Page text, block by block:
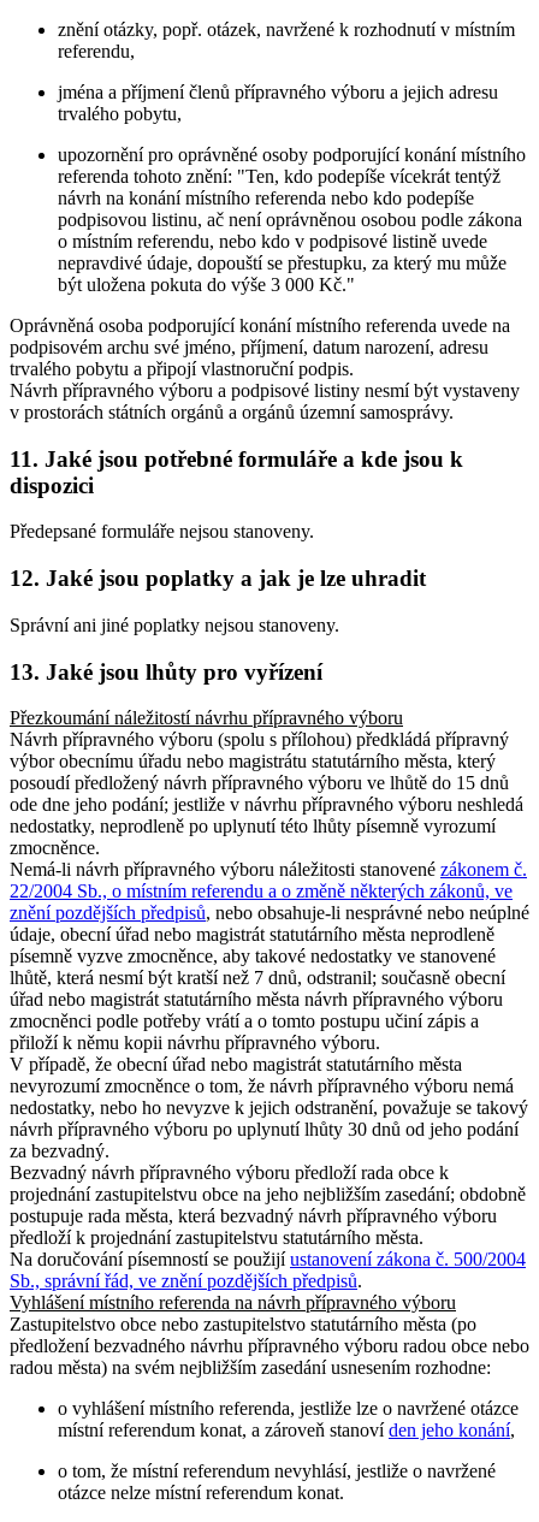
znění otázky, popř. otázek, navržené k rozhodnutí v místním
referendu,
jména a příjmení členů přípravného výboru a jejich adresu
trvalého pobytu,
upozornění pro oprávněné osoby podporující konání místního
referenda tohoto znění: "Ten, kdo podepíše vícekrát tentýž
návrh na konání místního referenda nebo kdo podepíše
podpisovou listinu, ač není oprávněnou osobou podle zákona
o místním referendu, nebo kdo v podpisové listině uvede
nepravdivé údaje, dopouští se přestupku, za který mu může
být uložena pokuta do výše 3 000 Kč."
Oprávněná osoba podporující konání místního referenda uvede na
podpisovém archu své jméno, příjmení, datum narození, adresu
trvalého pobytu a připojí vlastnoruční podpis.
Návrh přípravného výboru a podpisové listiny nesmí být vystaveny
v prostorách státních orgánů a orgánů územní samosprávy.
11. Jaké jsou potřebné formuláře a kde jsou k
dispozici
Předepsané formuláře nejsou stanoveny.
12. Jaké jsou poplatky a jak je lze uhradit
Správní ani jiné poplatky nejsou stanoveny.
13. Jaké jsou lhůty pro vyřízení
Přezkoumání náležitostí návrhu přípravného výboru
Návrh přípravného výboru (spolu s přílohou) předkládá přípravný
výbor obecnímu úřadu nebo magistrátu statutárního města, který
posoudí předložený návrh přípravného výboru ve lhůtě do 15 dnů
ode dne jeho podání; jestliže v návrhu přípravného výboru neshledá
nedostatky, neprodleně po uplynutí této lhůty písemně vyrozumí
zmocněnce.
Nemá-li návrh přípravného výboru náležitosti stanovené zákonem č.
22/2004 Sb., o místním referendu a o změně některých zákonů, ve
znění pozdějších předpisů, nebo obsahuje-li nesprávné nebo neúplné
údaje, obecní úřad nebo magistrát statutárního města neprodleně
písemně vyzve zmocněnce, aby takové nedostatky ve stanovené
lhůtě, která nesmí být kratší než 7 dnů, odstranil; současně obecní
úřad nebo magistrát statutárního města návrh přípravného výboru
zmocněnci podle potřeby vrátí a o tomto postupu učiní zápis a
přiloží k němu kopii návrhu přípravného výboru.
V případě, že obecní úřad nebo magistrát statutárního města
nevyrozumí zmocněnce o tom, že návrh přípravného výboru nemá
nedostatky, nebo ho nevyzve k jejich odstranění, považuje se takový
návrh přípravného výboru po uplynutí lhůty 30 dnů od jeho podání
za bezvadný.
Bezvadný návrh přípravného výboru předloží rada obce k
projednání zastupitelstvu obce na jeho nejbližším zasedání; obdobně
postupuje rada města, která bezvadný návrh přípravného výboru
předloží k projednání zastupitelstvu statutárního města.
Na doručování písemností se použijíustanovení zákona č. 500/2004
Sb., správní řád, ve znění pozdějších předpisů.
Vyhlášení místního referenda na návrh přípravného výboru
Zastupitelstvo obce nebo zastupitelstvo statutárního města (po
předložení bezvadného návrhu přípravného výboru radou obce nebo
radou města) na svém nejbližším zasedání usnesením rozhodne:
o vyhlášení místního referenda, jestliže lze o navržené otázce
místní referendum konat, a zároveň stanovíden jeho konání,
o tom, že místní referendum nevyhlásí, jestliže o navržené
otázce nelze místní referendum konat.